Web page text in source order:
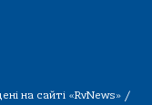
на сайті «RvNews» /